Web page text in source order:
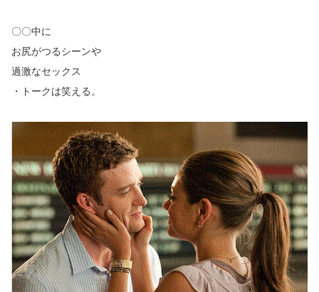
〇〇中に
お尻がつるシーンや
過激なセックス
・トークは笑える。